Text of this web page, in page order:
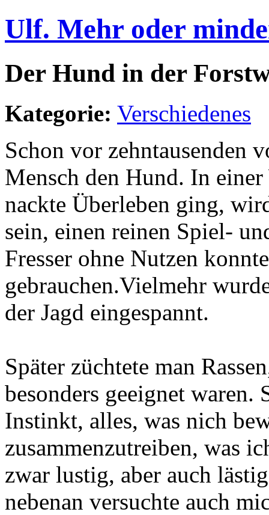
Ulf. Mehr oder
Der Hund in der
Kategorie: Verschiedenes
Schon vor zehntausenden
Mensch den Hund. In
nackte Überleben ging,
sein, einen reinen Spiel-
Fresser ohne Nutzen
gebrauchen.Vielmehr
der Jagd eingespannt.
Später züchtete man
besonders geeignet waren.
Instinkt, alles, was nich
zusammenzutreiben, was
zwar lustig, aber auch
nebenan versuchte auch